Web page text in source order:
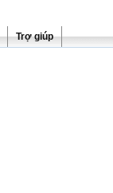
Trợ giúp